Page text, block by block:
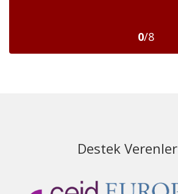
0/8
/10
Destek Verenler